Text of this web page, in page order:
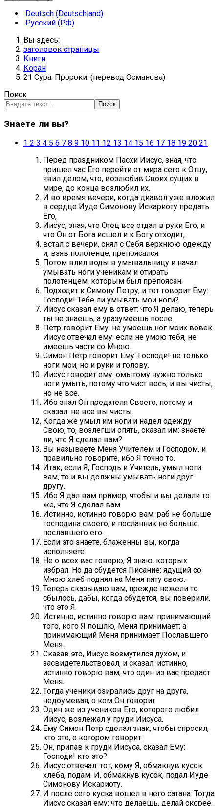
Deutsch (Deutschland)
Русский (РФ)
Вы здесь:
заголовок страницы
Книги
Коран
21 Сура. Пророки. (перевод Османова)
Поиск
Поиск
Знаете ли вы?
1 2 3 4 5 6 7 8 9 10 11 12 13 14 15 16 17 18 19 20 21
Перед праздником Пасхи Иисус, зная, что
пришел час Его перейти от мира сего к Отцу,
явил делом, что, возлюбив Своих сущих в
мире, до конца возлюбил их.
И во время вечери, когда диавол уже вложил
в сердце Иуде Симонову Искариоту предать
Его,
Иисус, зная, что Отец все отдал в руки Его, и
что Он от Бога исшел и к Богу отходит,
встал с вечери, снял с Себя верхнюю одежду
и, взяв полотенце, препоясался.
Потом влил воды в умывальницу и начал
умывать ноги ученикам и отирать
полотенцем, которым был препоясан.
Подходит к Симону Петру, и тот говорит Ему:
Господи! Тебе ли умывать мои ноги?
Иисус сказал ему в ответ: что Я делаю, теперь
ты не знаешь, а уразумеешь после.
Петр говорит Ему: не умоешь ног моих вовек.
Иисус отвечал ему: если не умою тебя, не
имеешь части со Мною.
Симон Петр говорит Ему: Господи! не только
ноги мои, но и руки и голову.
Иисус говорит ему: омытому нужно только
ноги умыть, потому что чист весь; и вы чисты,
но не все.
Ибо знал Он предателя Своего, потому и
сказал: не все вы чисты.
Когда же умыл им ноги и надел одежду
Свою, то, возлегши опять, сказал им: знаете
ли, что Я сделал вам?
Вы называете Меня Учителем и Господом, и
правильно говорите, ибо Я точно то.
Итак, если Я, Господь и Учитель, умыл ноги
вам, то и вы должны умывать ноги друг
другу.
Ибо Я дал вам пример, чтобы и вы делали то
же, что Я сделал вам.
Истинно, истинно говорю вам: раб не больше
господина своего, и посланник не больше
пославшего его.
Если это знаете, блаженны вы, когда
исполняете.
Не о всех вас говорю; Я знаю, которых
избрал. Но да сбудется Писание: ядущий со
Мною хлеб поднял на Меня пяту свою.
Теперь сказываю вам, прежде нежели то
сбылось, дабы, когда сбудется, вы поверили,
что это Я.
Истинно, истинно говорю вам: принимающий
того, кого Я пошлю, Меня принимает; а
принимающий Меня принимает Пославшего
Меня.
Сказав это, Иисус возмутился духом, и
засвидетельствовал, и сказал: истинно,
истинно говорю вам, что один из вас предаст
Меня.
Тогда ученики озирались друг на друга,
недоумевая, о ком Он говорит.
Один же из учеников Его, которого любил
Иисус, возлежал у груди Иисуса.
Ему Симон Петр сделал знак, чтобы спросил,
кто это, о котором говорит.
Он, припав к груди Иисуса, сказал Ему:
Господи! кто это?
Иисус отвечал: тот, кому Я, обмакнув кусок
хлеба, подам. И, обмакнув кусок, подал Иуде
Симонову Искариоту.
И после сего куска вошел в него сатана. Тогда
Иисус сказал ему: что делаешь, делай скорее.